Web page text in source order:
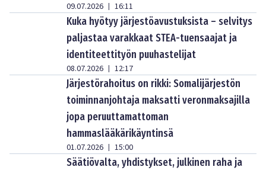
09.07.2026 | 16:11
Kuka hyötyy järjestöavustuksista – selvitys
paljastaa varakkaat STEA-tuensaajat ja
identiteettityön puuhastelijat
08.07.2026 | 12:17
Järjestörahoitus on rikki: Somalijärjestön
toiminnanjohtaja maksatti veronmaksajilla
jopa peruuttamattoman
hammaslääkärikäyntinsä
01.07.2026 | 15:00
Säätiövalta, yhdistykset, julkinen raha ja